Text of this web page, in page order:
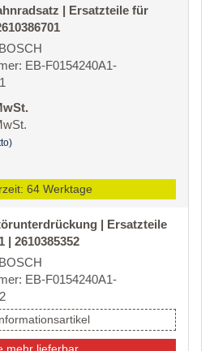
| Ersatzteile für
EB-F0154240A1-
64 Werktage
| Ersatzteile
| 2610385352
EB-F0154240A1-